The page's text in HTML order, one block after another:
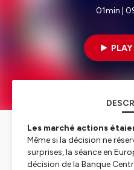
01min |
PLAY
Les marché actions
Même si la décision ne
surprises, la séance en
décision de la Banque